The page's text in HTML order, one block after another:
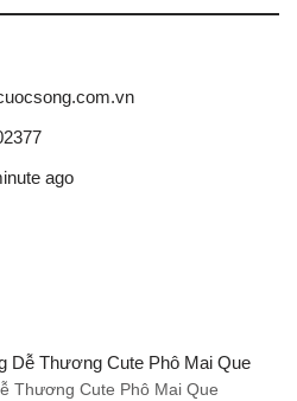
ago
Thương Cute Phô Mai Que